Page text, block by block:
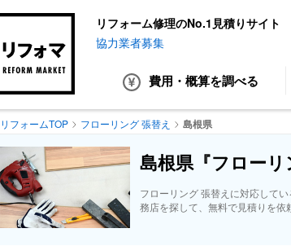
リフォーム修理のNo.1見積りサイト
協力業者募集
費用・概算を調べる
リフォームTOP フローリング 張替え 島根県
島根県『フロー
フローリング 張替えに対応して
務店を探して、無料で見積りを依